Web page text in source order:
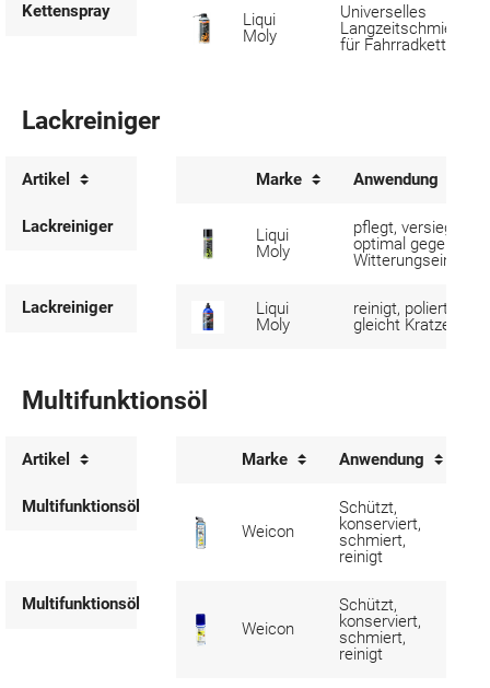
Kettenspray
Liqui
Moly
Universelles
für Fahrradketten
Lackreiniger
Artikel Marke Anwendung
Lackreiniger
Liqui
Moly
pflegt, versiegelt,
optimal gegen
Lackreiniger
Liqui
Moly
reinigt, poliert,
gleicht Kratzer aus
Multifunktionsöl
Artikel Marke Anwendung
Multifunktionsöl
Weicon
Schützt,
konserviert,
schmiert,
reinigt
Multifunktionsöl
Weicon
Schützt,
konserviert,
schmiert,
reinigt